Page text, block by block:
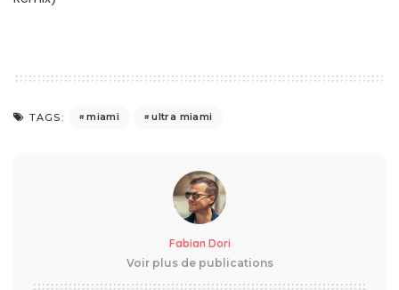
TAGS: miami ultra miami
Fabian Dori
Voir plus de publications